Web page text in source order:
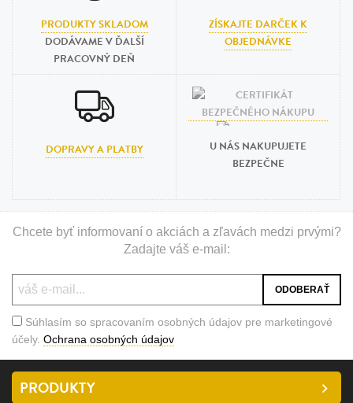
PRODUKTY SKLADOM
DODÁVAME V ĎALŠÍ
PRACOVNÝ DEŇ
ZÍSKAJTE DARČEK K
OBJEDNÁVKE
DOPRAVY A PLATBY
U NÁS NAKUPUJETE
BEZPEČNE
Chcete byť informovaní o akciách a zľavách medzi prvými?
Zadajte váš e-mail:
Súhlasím so spracovaním osobných údajov pre marketingové
účely. Ochrana osobných údajov
PRODUKTY